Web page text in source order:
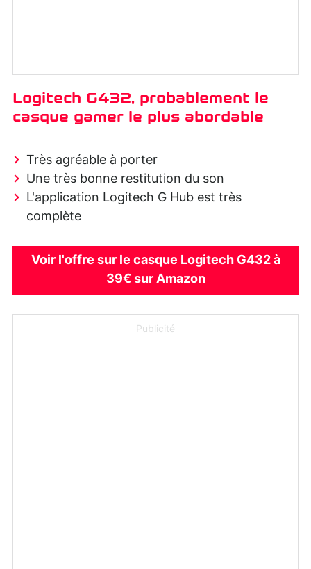
Logitech G432, probablement le
casque gamer le plus abordable
Très agréable à porter
Une très bonne restitution du son
L'application Logitech G Hub est très
complète
Voir l'offre sur le casque Logitech G432 à
39€ sur Amazon
Publicité